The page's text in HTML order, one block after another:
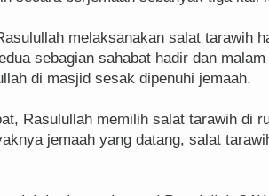
melaksanakan salat tarawih
sebagian sahabat hadir dan
di masjid sesak dipenuhi jemaah.
Rasulullah memilih salat tarawih di
jemaah yang datang, salat